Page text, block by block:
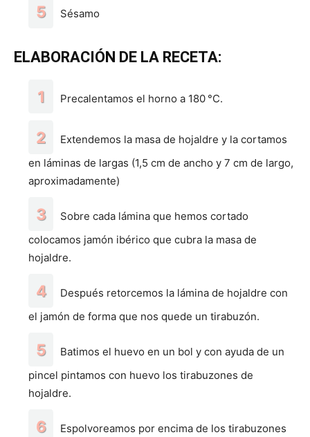
Sésamo
ELABORACIÓN DE LA RECETA:
Precalentamos el horno a 180 °C.
Extendemos la masa de hojaldre y la cortamos
en láminas de largas (1,5 cm de ancho y 7 cm de largo,
aproximadamente)
Sobre cada lámina que hemos cortado
colocamos jamón ibérico que cubra la masa de
hojaldre.
Después retorcemos la lámina de hojaldre con
el jamón de forma que nos quede un tirabuzón.
Batimos el huevo en un bol y con ayuda de un
pincel pintamos con huevo los tirabuzones de
hojaldre.
Espolvoreamos por encima de los tirabuzones